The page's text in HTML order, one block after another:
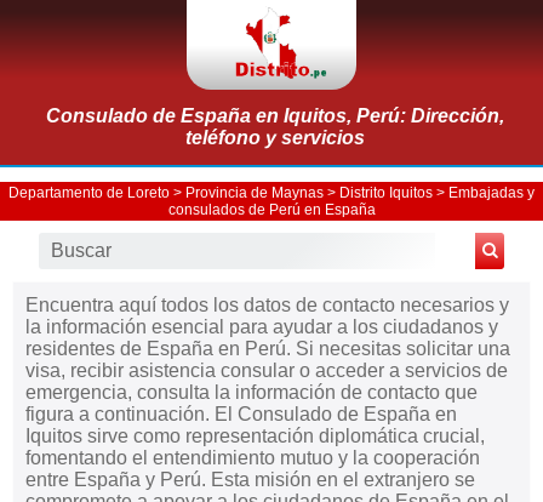
Consulado de España en Iquitos, Perú: Dirección,
teléfono y servicios
Departamento de Loreto > Provincia de Maynas > Distrito Iquitos > Embajadas y
consulados de Perú en España
Encuentra aquí todos los datos de contacto necesarios y
la información esencial para ayudar a los ciudadanos y
residentes de España en Perú. Si necesitas solicitar una
visa, recibir asistencia consular o acceder a servicios de
emergencia, consulta la información de contacto que
figura a continuación. El Consulado de España en
Iquitos sirve como representación diplomática crucial,
fomentando el entendimiento mutuo y la cooperación
entre España y Perú. Esta misión en el extranjero se